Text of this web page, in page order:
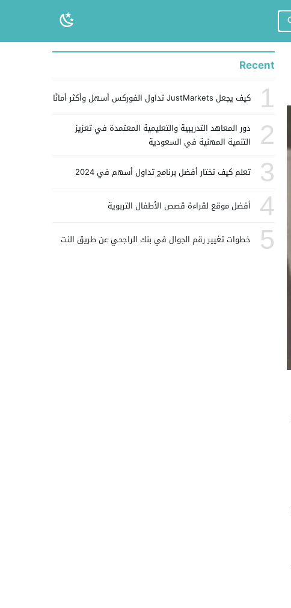
Recent
1 كيف يجعل JustMarkets تداول الفوركس أسهل وأكثر أمانًا
2
دور المعاهد التدريبية والتعليمية المعتمدة في تعزيز
التنمية المهنية في السعودية
3 تعلم كيف تختار أفضل برنامج تداول أسهم في 2024
4 أفضل موقع لقراءة قصص الأطفال التربوية
5 خطوات تغيير رقم الجوال في بنك الراجحي عن طريق النت